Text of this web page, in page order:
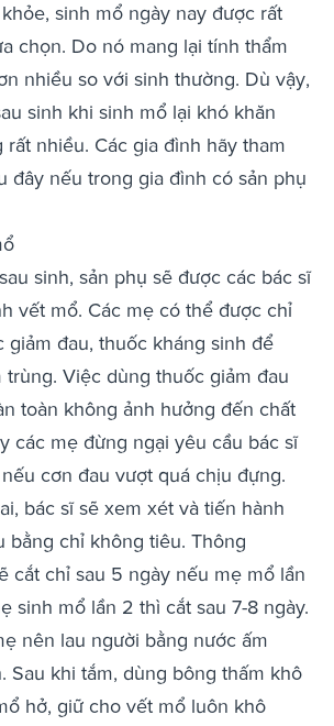
sinh mổ ngày nay được rất
chọn. Do nó mang lại tính thẩm
nhiều so với sinh thường. Dù vậy,
sinh khi sinh mổ lại khó khăn
rất nhiều. Các gia đình hãy tham
đây nếu trong gia đình có sản phụ
sinh, sản phụ sẽ được các bác sĩ
vết mổ. Các mẹ có thể được chỉ
giảm đau, thuốc kháng sinh để
trùng. Việc dùng thuốc giảm đau
toàn không ảnh hưởng đến chất
các mẹ đừng ngại yêu cầu bác sĩ
cơn đau vượt quá chịu đựng.
bác sĩ sẽ xem xét và tiến hành
bằng chỉ không tiêu. Thông
cắt chỉ sau 5 ngày nếu mẹ mổ lần
sinh mổ lần 2 thì cắt sau 7-8 ngày.
nên lau người bằng nước ấm
Sau khi tắm, dùng bông thấm khô
hở, giữ cho vết mổ luôn khô